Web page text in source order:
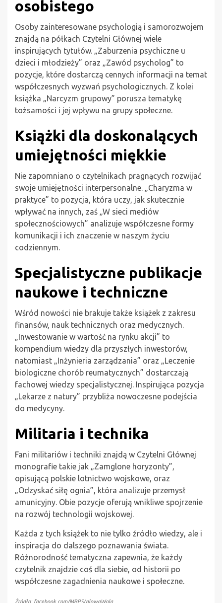
osobistego
Osoby zainteresowane psychologią i samorozwojem
znajdą na półkach Czytelni Głównej wiele
inspirujących tytułów. „Zaburzenia psychiczne u
dzieci i młodzieży” oraz „Zawód psycholog” to
pozycje, które dostarczą cennych informacji na temat
współczesnych wyzwań psychologicznych. Z kolei
książka „Narcyzm grupowy” porusza tematykę
tożsamości i jej wpływu na grupy społeczne.
Książki dla doskonalących
umiejętności miękkie
Nie zapomniano o czytelnikach pragnących rozwijać
swoje umiejętności interpersonalne. „Charyzma w
praktyce” to pozycja, która uczy, jak skutecznie
wpływać na innych, zaś „W sieci mediów
społecznościowych” analizuje współczesne formy
komunikacji i ich znaczenie w naszym życiu
codziennym.
Specjalistyczne publikacje
naukowe i techniczne
Wśród nowości nie brakuje także książek z zakresu
finansów, nauk technicznych oraz medycznych.
„Inwestowanie w wartość na rynku akcji” to
kompendium wiedzy dla przyszłych inwestorów,
natomiast „Inżynieria zarządzania” oraz „Leczenie
biologiczne chorób reumatycznych” dostarczają
fachowej wiedzy specjalistycznej. Inspirująca pozycja
„Lekarze z natury” przybliża nowoczesne podejścia
do medycyny.
Militaria i technika
Fani militariów i techniki znajdą w Czytelni Głównej
monografie takie jak „Zamglone horyzonty”,
opisującą polskie lotnictwo wojskowe, oraz
„Odzyskać siłę ognia”, która analizuje przemysł
amunicyjny. Obie pozycje oferują wnikliwe spojrzenie
na rozwój technologii wojskowej.
Każda z tych książek to nie tylko źródło wiedzy, ale i
inspiracja do dalszego poznawania świata.
Różnorodność tematyczna zapewnia, że każdy
czytelnik znajdzie coś dla siebie, od historii po
współczesne zagadnienia naukowe i społeczne.
Źródło: facebook.com/MBPStalowaWola